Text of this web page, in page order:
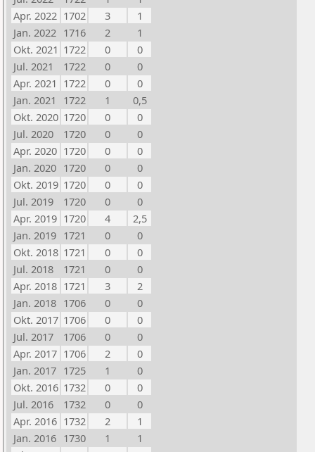
Apr. 2022 1702 3
1
Jan. 2022 1716 2
1
Okt. 2021 1722 0
0
Jul. 2021
1722 0
0
Apr. 2021 1722 0
0
Jan. 2021
1722 1
0,5
Okt. 2020 1720 0
0
Jul. 2020
1720 0
0
Apr. 2020 1720 0
0
Jan. 2020 1720 0
0
Okt. 2019 1720 0
0
Jul. 2019
1720 0
0
Apr. 2019 1720 4
2,5
Jan. 2019 1721 0
0
Okt. 2018 1721 0
0
Jul. 2018
1721 0
0
Apr. 2018 1721 3
2
Jan. 2018 1706 0
0
Okt. 2017 1706 0
0
Jul. 2017
1706 0
0
Apr. 2017 1706 2
0
Jan. 2017 1725 1
0
Okt. 2016 1732 0
0
Jul. 2016
1732 0
0
Apr. 2016 1732 2
1
Jan. 2016 1730 1
1